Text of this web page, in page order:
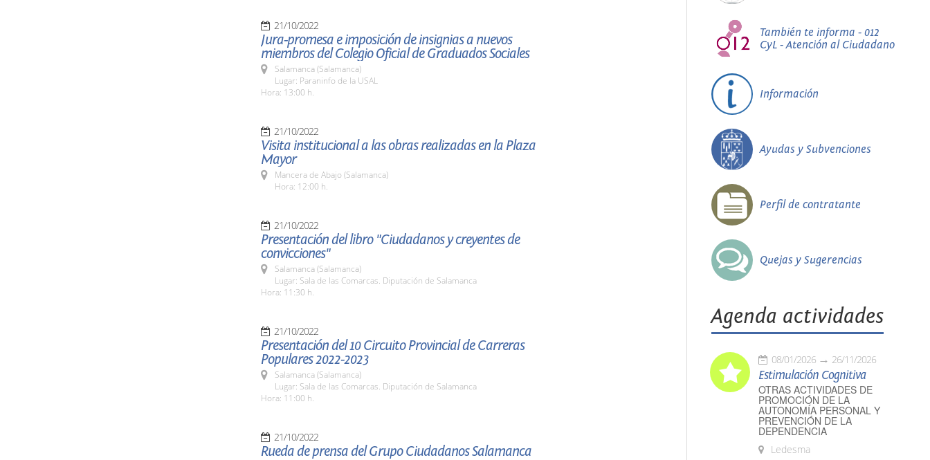
21/10/2022
Jura-promesa e imposición de insignias a nuevos
miembros del Colegio Oficial de Graduados Sociales
Salamanca (Salamanca)
Lugar: Paraninfo de la USAL
Hora: 13:00 h.
21/10/2022
Visita institucional a las obras realizadas en la Plaza
Mayor
Mancera de Abajo (Salamanca)
Hora: 12:00 h.
21/10/2022
Presentación del libro "Ciudadanos y creyentes de
convicciones"
Salamanca (Salamanca)
Lugar: Sala de las Comarcas. Diputación de Salamanca
Hora: 11:30 h.
21/10/2022
Presentación del 10 Circuito Provincial de Carreras
Populares 2022-2023
Salamanca (Salamanca)
Lugar: Sala de las Comarcas. Diputación de Salamanca
Hora: 11:00 h.
21/10/2022
Rueda de prensa del Grupo Ciudadanos Salamanca
También te informa - 012
CyL - Atención al Ciudadano
Información
Ayudas y Subvenciones
Perfil de contratante
Quejas y Sugerencias
Agenda actividades
08/01/2026 26/11/2026
Estimulación Cognitiva
OTRAS ACTIVIDADES DE
PROMOCIÓN DE LA
AUTONOMÍA PERSONAL Y
PREVENCIÓN DE LA
DEPENDENCIA
Ledesma